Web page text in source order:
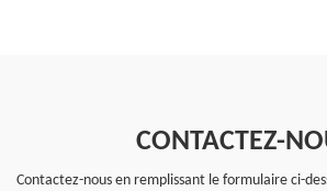
CONTACTEZ-
Contactez-nous en remplissant le formulaire ci-